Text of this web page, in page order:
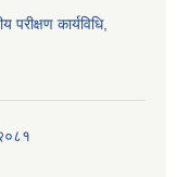
परीक्षण कार्यविधि,